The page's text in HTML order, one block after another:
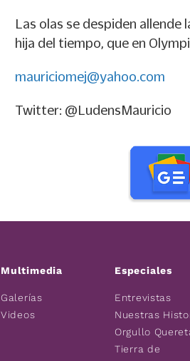
Las olas se despiden allende
hija del tiempo, que en
mauriciomej@yahoo.com
Twitter: @LudensMauricio
Multimedia
Galerías
Videos
Especiales
Entrevistas
Nuestras
Orgullo
Tierra de